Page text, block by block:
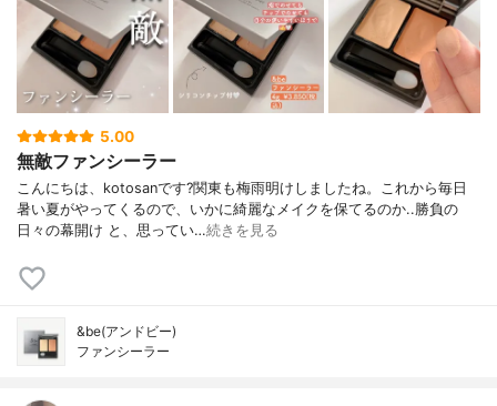
5.00
無敵ファンシーラー
こんにちは、kotosanです?関東も梅雨明けしましたね。これから毎日
暑い夏がやってくるので、いかに綺麗なメイクを保てるのか..勝負の
日々の幕開け と、思ってい…続きを見る
&be(アンドビー)
ファンシーラー